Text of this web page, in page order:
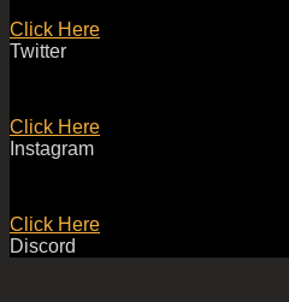
Click Here
Twitter
Click Here
Instagram
Click Here
Discord